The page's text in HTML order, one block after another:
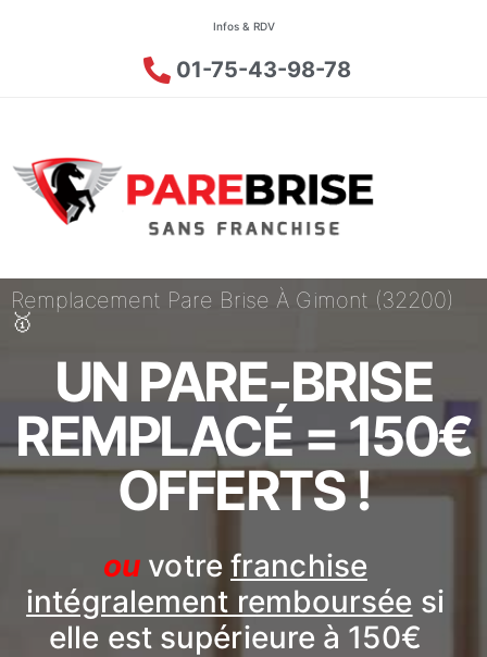
Infos & RDV
01-75-43-98-78
Remplacement Pare Brise À Gimont (32200)
🥇
UN PARE-BRISE
REMPLACÉ = 150€
OFFERTS !
ou votre franchise
intégralement remboursée si
elle est supérieure à 150€